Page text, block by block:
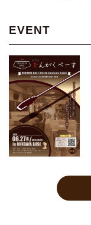
EVENT